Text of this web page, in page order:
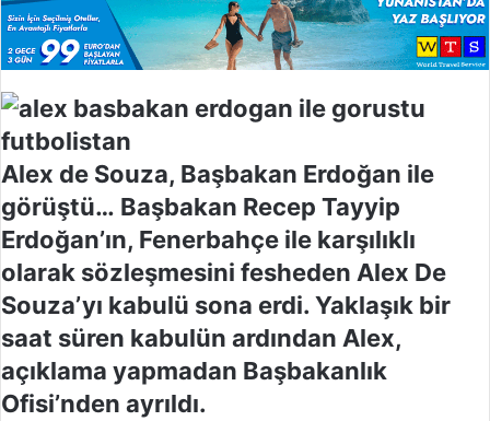
o
n
X
Alex de Souza, Başbakan Erdoğan ile
görüştü… Başbakan Recep Tayyip
Erdoğan’ın, Fenerbahçe ile karşılıklı
olarak sözleşmesini fesheden Alex De
Souza’yı kabulü sona erdi. Yaklaşık bir
saat süren kabulün ardından Alex,
açıklama yapmadan Başbakanlık
Ofisi’nden ayrıldı.